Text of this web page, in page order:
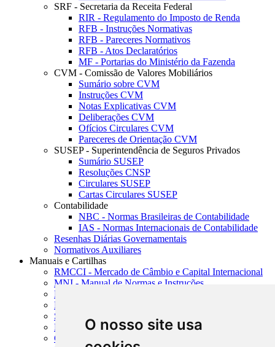
O nosso site usa
SRF - Secretaria da Receita Federal
RIR - Regulamento do Imposto de Renda
RFB - Instruções Normativas
RFB - Pareceres Normativos
RFB - Atos Declaratórios
MF - Portarias do Ministério da Fazenda
CVM - Comissão de Valores Mobiliários
Sumário sobre CVM
Instruções CVM
Notas Explicativas CVM
Deliberações CVM
Ofícios Circulares CVM
Pareceres de Orientação CVM
SUSEP - Superintendência de Seguros Privados
Sumário SUSEP
Resoluções CNSP
Circulares SUSEP
Cartas Circulares SUSEP
Contabilidade
NBC - Normas Brasileiras de Contabilidade
IAS - Normas Internacionais de Contabilidade
Resenhas Diárias Governamentais
Normativos Auxiliares
Manuais e Cartilhas
RMCCI - Mercado de Câmbio e Capital Internacional
MNI - Manual de Normas e Instruções
MTVM - Manual de Títulos e Valores Mobiliários
MCR - Manual de Crédito Rural
SISORF - Manual de Organização do SFN
MASUP - Manual de Supervisão Bancária
CADOC - Catálogo de Documentos